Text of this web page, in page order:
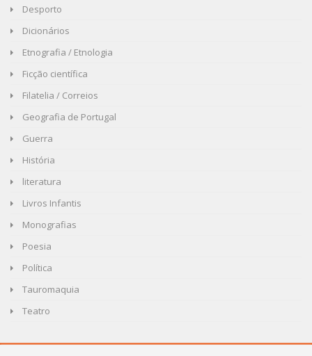
Desporto
Dicionários
Etnografia / Etnologia
Ficção científica
Filatelia / Correios
Geografia de Portugal
Guerra
História
literatura
Livros Infantis
Monografias
Poesia
Política
Tauromaquia
Teatro